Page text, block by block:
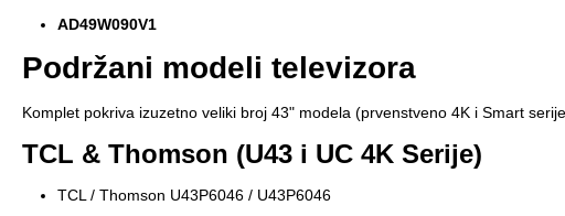
AD49W090V1
Podržani modeli televizora
Komplet pokriva izuzetno veliki broj 43" modela (prvenstveno 4K i Smart
TCL & Thomson (U43 i UC 4K Serije)
TCL / Thomson U43P6046 / U43P6046